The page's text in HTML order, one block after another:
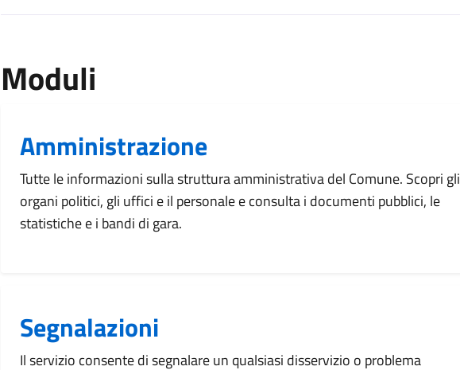
Moduli
Amministrazione
Tutte le informazioni sulla struttura amministrativa del Comune. Scopri gli
organi politici, gli uffici e il personale e consulta i documenti pubblici, le
statistiche e i bandi di gara.
Segnalazioni
Il servizio consente di segnalare un qualsiasi disservizio o problema